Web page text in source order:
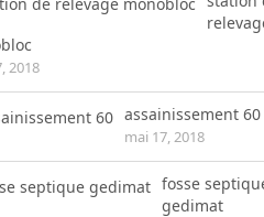
2018
assainissement 60
mai 17, 2018
fosse
gedimat